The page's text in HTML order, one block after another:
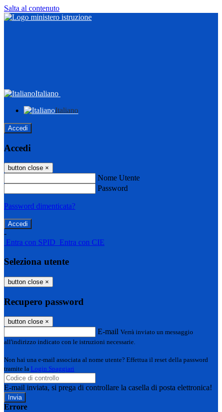
Salta al contenuto
Italiano
Italiano
Accedi
Accedi
button close ×
Nome Utente
Password
Password dimenticata?
-
Entra con SPID Entra con CIE
Seleziona utente
button close ×
Recupero password
button close ×
E-mail Verrà inviato un messaggio
all'indirizzo indicato con le istruzioni necessarie.
Non hai una e-mail associata al nome utente? Effettua il reset della password
tramite la Login Spaggiari
E-mail inviata, si prega di controllare la casella di posta elettronica!
Errore